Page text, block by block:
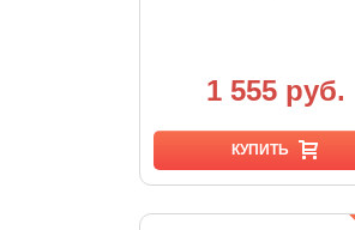
1 555 руб.
КУПИТЬ